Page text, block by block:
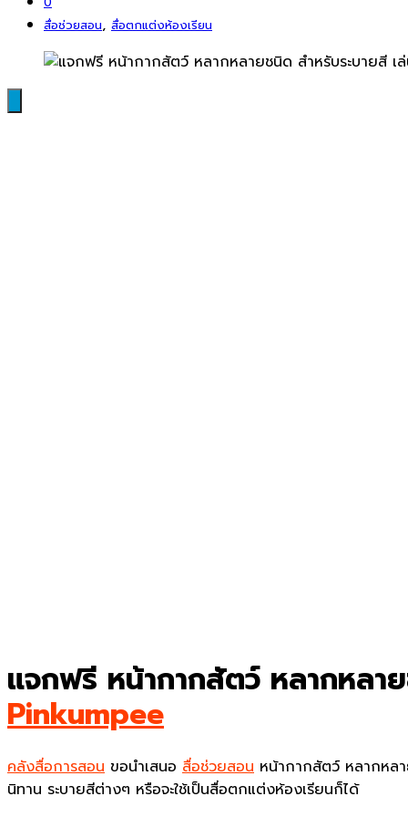
สื่อช่วยสอน, สื่อตกแต่งห้องเรียน
แจกฟรี หน้ากากสัตว์ หลากหลา
Pinkumpee
คลังสื่อการสอน ขอนำเสนอ สื่อช่วยสอน หน้ากากสัตว์ หลากหล
นิทาน ระบายสีต่างๆ หรือจะใช้เป็นสื่อตกแต่งห้องเรียนก็ได้